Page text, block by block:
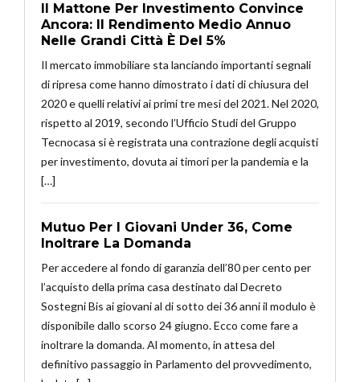
Il Mattone Per Investimento Convince
Ancora: Il Rendimento Medio Annuo
Nelle Grandi Città È Del 5%
Il mercato immobiliare sta lanciando importanti segnali
di ripresa come hanno dimostrato i dati di chiusura del
2020 e quelli relativi ai primi tre mesi del 2021. Nel 2020,
rispetto al 2019, secondo l’Ufficio Studi del Gruppo
Tecnocasa si è registrata una contrazione degli acquisti
per investimento, dovuta ai timori per la pandemia e la
[…]
Mutuo Per I Giovani Under 36, Come
Inoltrare La Domanda
Per accedere al fondo di garanzia dell’80 per cento per
l’acquisto della prima casa destinato dal Decreto
Sostegni Bis ai giovani al di sotto dei 36 anni il modulo è
disponibile dallo scorso 24 giugno. Ecco come fare a
inoltrare la domanda. Al momento, in attesa del
definitivo passaggio in Parlamento del provvedimento,